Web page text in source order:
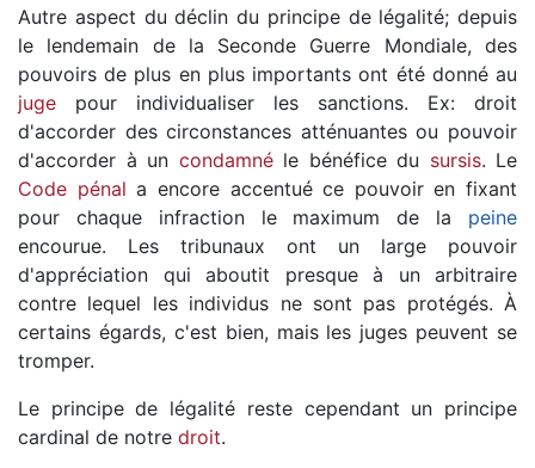
Autre aspect du déclin du principe de légalité; depuis
le lendemain de la Seconde Guerre Mondiale, des
pouvoirs de plus en plus importants ont été donné au
juge pour individualiser les sanctions. Ex: droit
d'accorder des circonstances atténuantes ou pouvoir
d'accorder à un condamnéle bénéfice du sursis. Le
Code pénal a encore accentué ce pouvoir en fixant
pour chaque infraction le maximum de la peine
encourue. Les tribunaux ont un large pouvoir
d'appréciation qui aboutit presque à un arbitraire
contre lequel les individus ne sont pas protégés. À
certains égards, c'est bien, mais les juges peuvent se
tromper.
Le principe de légalité reste cependant un principe
cardinal de notre droit.